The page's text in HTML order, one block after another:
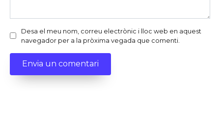
Desa el meu nom, correu electrònic i lloc web en aquest
navegador per a la pròxima vegada que comenti.